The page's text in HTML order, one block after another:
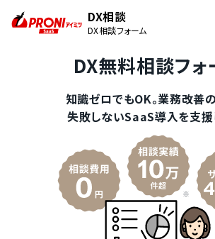
DX相談
DX相談フォーム
DX無料相談フォ
知識ゼロでもOK。業務改善
失敗しないSaaS導入を支援